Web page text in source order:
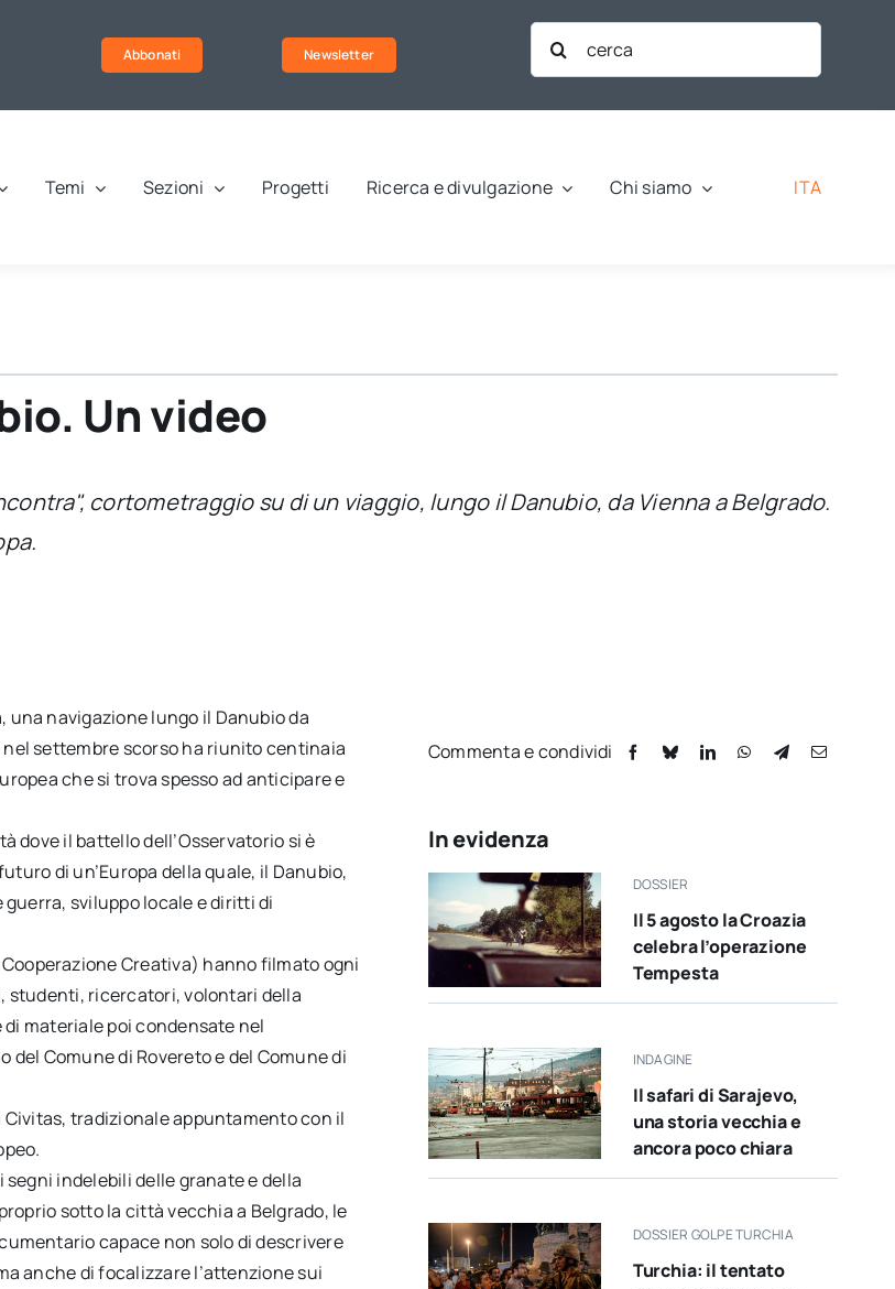
Abbonati Newsletter
Cerca
per:
Temi Sezioni Progetti Ricerca e divulgazione Chi siamo ITA
Un video
cortometraggio su di un viaggio, lungo il Danubio, da Vienna a Belgrado.
una navigazione lungo il Danubio da
nel settembre scorso ha riunito centinaia
che si trova spesso ad anticipare e
dove il battello dell’Osservatorio si è
di un’Europa della quale, il Danubio,
sviluppo locale e diritti di
Creativa) hanno filmato ogni
studenti, ricercatori, volontari della
materiale poi condensate nel
Comune di Rovereto e del Comune di
Civitas, tradizionale appuntamento con il
segni indelebili delle granate e della
sotto la città vecchia a Belgrado, le
capace non solo di descrivere
anche di focalizzare l’attenzione sui
Commenta e condividi
In evidenza
DOSSIER
Il 5 agosto la Croazia
celebra l’operazione
Tempesta
INDAGINE
Il safari di Sarajevo,
una storia vecchia e
ancora poco chiara
DOSSIER GOLPE TURCHIA
Turchia: il tentato